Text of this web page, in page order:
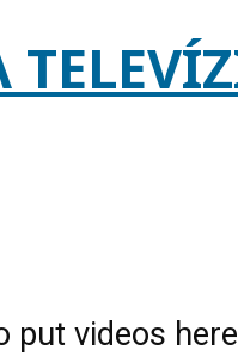
put videos here